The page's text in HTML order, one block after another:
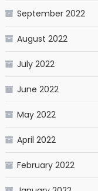
September 2022
August 2022
July 2022
June 2022
May 2022
April 2022
February 2022